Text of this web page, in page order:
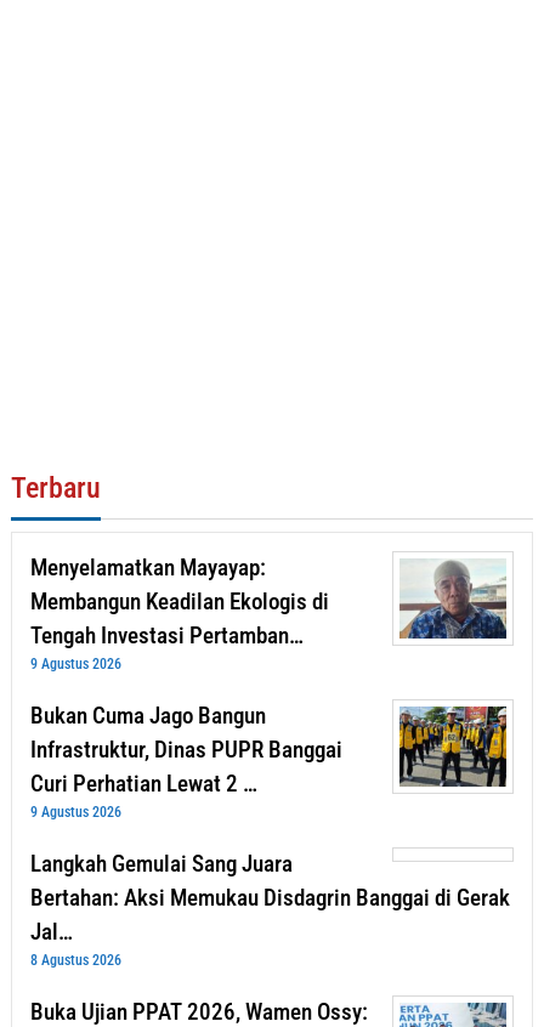
Terbaru
Menyelamatkan Mayayap:
Membangun Keadilan Ekologis di
Tengah Investasi Pertamban…
9 Agustus 2026
Bukan Cuma Jago Bangun
Infrastruktur, Dinas PUPR Banggai
Curi Perhatian Lewat 2 …
9 Agustus 2026
Langkah Gemulai Sang Juara
Bertahan: Aksi Memukau Disdagrin Banggai di Gerak
Jal…
8 Agustus 2026
Buka Ujian PPAT 2026, Wamen Ossy: